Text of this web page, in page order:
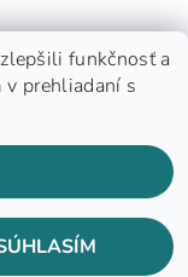
funkčnosť a
v prehliadaní s